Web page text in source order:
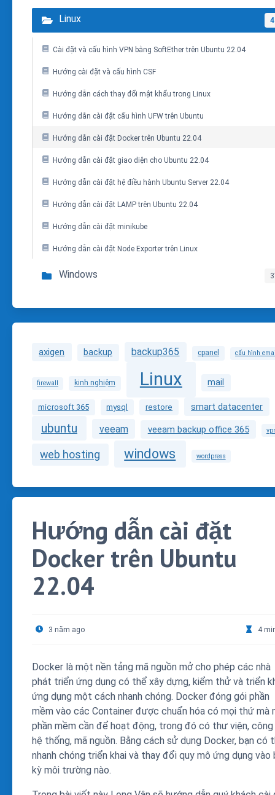
Linux
Cài đặt và cấu hình VPN bằng SoftEther trên Ubuntu 22.04
Hướng cài đặt và cấu hình CSF
Hướng dẫn cách thay đổi mật khẩu trong Linux
Hướng dẫn cài đặt cấu hình UFW trên Ubuntu
Hướng dẫn cài đặt Docker trên Ubuntu 22.04
Hướng dẫn cài đặt giao diện cho Ubuntu 22.04
Hướng dẫn cài đặt hệ điều hành Ubuntu Server 22.04
Hướng dẫn cài đặt LAMP trên Ubuntu 22.04
Hướng dẫn cài đặt minikube
Hướng dẫn cài đặt Node Exporter trên Linux
Windows
axigen backup backup365 cpanel cấu hình
firewall kinh nghiệm Linux mail
microsoft 365 mysql restore smart datacenter
ubuntu veeam veeam backup office 365
web hosting windows wordpress
Hướng dẫn cài đặt
Docker trên Ubuntu
22.04
3 năm ago 4
Docker là một nền tảng mã nguồn mở cho phép các nhà
phát triển ứng dụng có thể xây dựng, kiểm thử và triển
ứng dụng một cách nhanh chóng. Docker đóng gói phần
mềm vào các Container được chuẩn hóa có mọi thứ mà
phần mềm cần để hoạt động, trong đó có thư viện,
hệ thống, mã nguồn. Bằng cách sử dụng Docker, bạn có
nhanh chóng triển khai và thay đổi quy mô ứng dụng vào
kỳ môi trường nào.